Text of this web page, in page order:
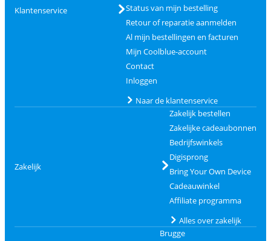
Klantenservice
Status van mijn bestelling
Retour of reparatie aanmelden
Al mijn bestellingen en facturen
Mijn Coolblue-account
Contact
Inloggen
Naar de klantenservice
Zakelijk
Zakelijk bestellen
Zakelijke cadeaubonnen
Bedrijfswinkels
Digisprong
Bring Your Own Device
Cadeauwinkel
Affiliate programma
Alles over zakelijk
Brugge